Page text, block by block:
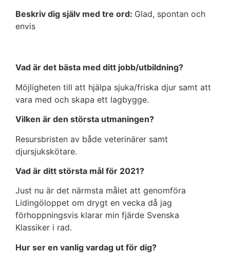
Beskriv dig själv med tre ord: Glad, spontan och
envis
Vad är det bästa med ditt jobb/utbildning?
Möjligheten till att hjälpa sjuka/friska djur samt att
vara med och skapa ett lagbygge.
Vilken är den största utmaningen?
Resursbristen av både veterinärer samt
djursjukskötare.
Vad är ditt största mål för 2021?
Just nu är det närmsta målet att genomföra
Lidingöloppet om drygt en vecka då jag
förhoppningsvis klarar min fjärde Svenska
Klassiker i rad.
Hur ser en vanlig vardag ut för dig?